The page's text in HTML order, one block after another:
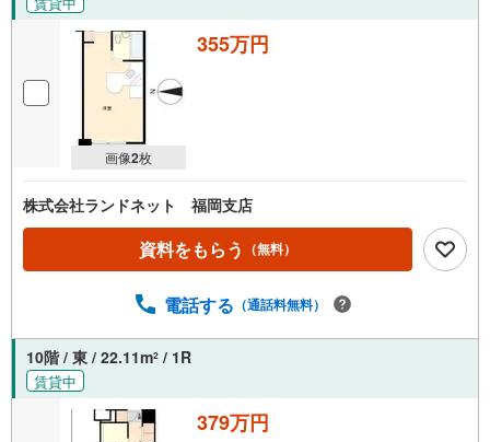
画像2枚
355万円
株式会社ランドネット 福岡支店
資料をもらう （無料）
電話する （通話料無料）
10階 / 東 / 22.11m2 / 1R
賃貸中
379万円